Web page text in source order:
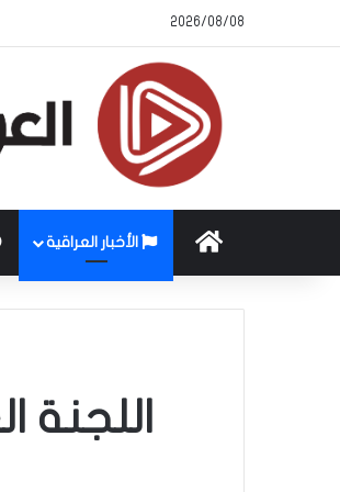
2026/08/08
الرئيسية الأخبار العراقية
اللجنة